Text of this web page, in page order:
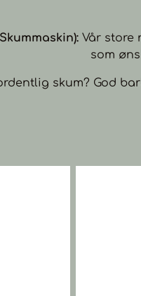
Vår store
som
skum? God